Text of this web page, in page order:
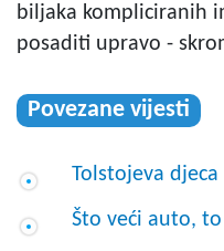
biljaka kompliciranih
posaditi upravo -
Povezane vijesti
Tolstojeva djeca
Što veći auto,